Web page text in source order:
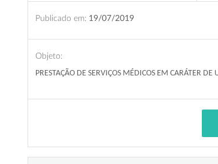
Publicado em: 19/07/2019
Objeto:
PRESTAÇÃO DE SERVIÇOS MÉDICOS EM CARÁTER